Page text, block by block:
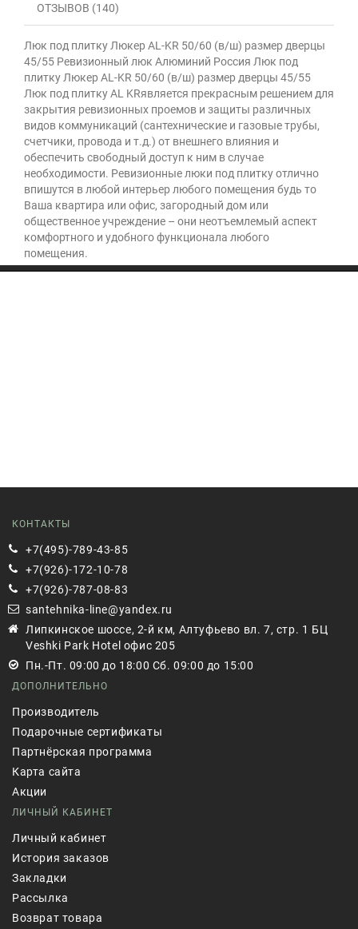
ОТЗЫВОВ (140)
Люк под плитку Люкер AL-KR 50/60 (в/ш) размер дверцы
45/55 Ревизионный люк Алюминий Россия Люк под
плитку Люкер AL-KR 50/60 (в/ш) размер дверцы 45/55
Люк под плитку AL KRявляется прекрасным решением для
закрытия ревизионных проемов и защиты различных
видов коммуникаций (сантехнические и газовые трубы,
счетчики, провода и т.д.) от внешнего влияния и
обеспечить свободный доступ к ним в случае
необходимости. Ревизионные люки под плитку отлично
впишутся в любой интерьер любого помещения будь то
Ваша квартира или офис, загородный дом или
общественное учреждение – они неотъемлемый аспект
комфортного и удобного функционала любого
помещения.
КОНТАКТЫ
+7(495)-789-43-85
+7(926)-172-10-78
+7(926)-787-08-83
santehnika-line@yandex.ru
Липкинское шоссе, 2-й км, Алтуфьево вл. 7, стр. 1 БЦ
Veshki Park Hotel офис 205
Пн.-Пт. 09:00 до 18:00 Сб. 09:00 до 15:00
ДОПОЛНИТЕЛЬНО
Производитель
Подарочные сертификаты
Партнёрская программа
Карта сайта
Акции
ЛИЧНЫЙ КАБИНЕТ
Личный кабинет
История заказов
Закладки
Рассылка
Возврат товара